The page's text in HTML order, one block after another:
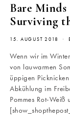
Bare
Surviving
15. AUGUST 2018
Wenn wir im
von lauwarmen
üppigen
Abkühlung im
Pommes Rot-